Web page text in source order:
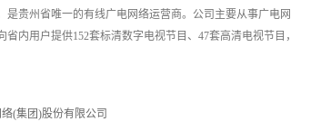
贵州省唯一的有线广电网络运营商。公司主要从事广电网
内用户提供152套标清数字电视节目、47套高清电视节目，
(集团)股份有限公司